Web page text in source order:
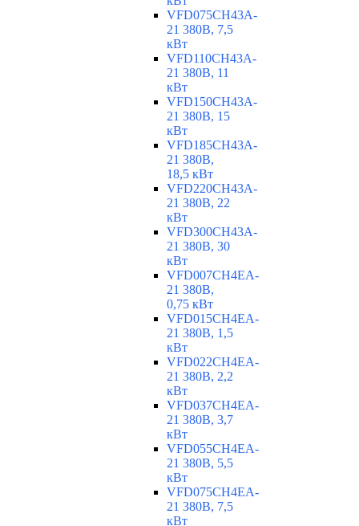
VFD075CH43A-
21 380В, 7,5
кВт
VFD110CH43A-
21 380В, 11
кВт
VFD150CH43A-
21 380В, 15
кВт
VFD185CH43A-
21 380В,
18,5 кВт
VFD220CH43A-
21 380В, 22
кВт
VFD300CH43A-
21 380В, 30
кВт
VFD007CH4EA-
21 380В,
0,75 кВт
VFD015CH4EA-
21 380В, 1,5
кВт
VFD022CH4EA-
21 380В, 2,2
кВт
VFD037CH4EA-
21 380В, 3,7
кВт
VFD055CH4EA-
21 380В, 5,5
кВт
VFD075CH4EA-
21 380В, 7,5
кВт